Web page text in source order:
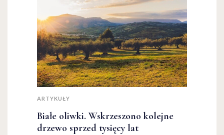
ARTYKUŁY
Białe oliwki. Wskrzeszono kolejne
drzewo sprzed tysięcy lat